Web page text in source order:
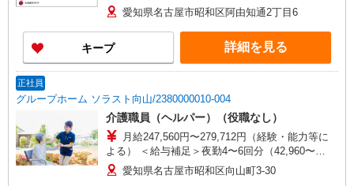
360万円〜 【初任者研修・無資格】 月給：
249,300円 年収例：337万円〜 ※職務手当、働き
がい向上手当、日祝手当（月平均2回分）、夜勤手
当（月平均5回分）等、毎月平均的に支払われる手
当を含みます。 ※介護福祉士のみ、特別職務手当
分〜） ◎賞与 基本給2.08ヶ月分/年支給
愛知県名古屋市昭和区阿由知通2丁目6
キープ 詳細を見る
正社員
グループホーム ソラスト向山/2380000010-004
介護職員（ヘルパー）（役職なし）
月給247,560円〜279,712円（経験・能力等に
よる） ＜給与補足＞夜勤4〜6回分（42,960〜
65,112円）含む。※夜勤1回あたり10,740〜10,852
円（深夜割増＋夜勤手当）
愛知県名古屋市昭和区向山町3-30